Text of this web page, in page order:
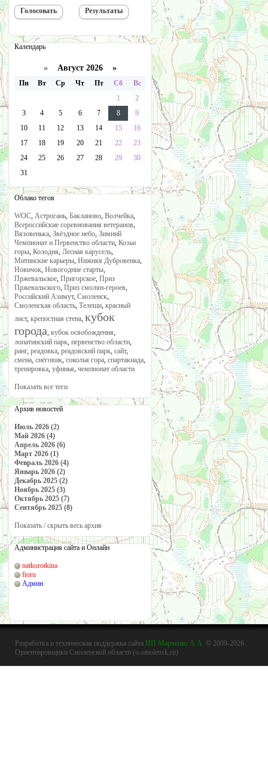
Календарь
« Август 2026 »
Пн Вт Ср Чт Пт Сб
Вс
1
2
3
4 5 6 7 8
9
10
11 12 13 14 15
16
17
18 19 20 21 22
23
24
25 26 27 28 29
30
31
Облако тегов
WOC, Астрогань, Бакланово, Волчейка,
Всероссийские соревнования ветеранов,
Вязовенька, Звёздное небо, Зимний
Чемпионат и Первенство области, Козьи
горы, Колодня, Лесная карусель,
Митинские карьеры, Нижняя Дубровенка,
Новичок, Новогодние старты,
Пржевальское, Пригорское, Приз
Пржевальского, Приз смолян-героев,
Российский Азимут, Смоленск,
Смоленская область, Телеши, красный
лист, крепостная стена, кубок
города, кубок освобождения,
лопатинский парк, первенство области,
ранг, реадовка, реадовский парк, сайт,
смена, снеговик, соколья гора, спартакиада,
тренировка, уфинья, чемпионат области
Показать все теги
Архив новостей
Июль 2026 (2)
Май 2026 (4)
Апрель 2026 (6)
Март 2026 (1)
Февраль 2026 (4)
Январь 2026 (2)
Декабрь 2025 (2)
Ноябрь 2025 (3)
Октябрь 2025 (7)
Сентябрь 2025 (8)
Показать / скрыть весь архив
Администрация сайта и Онлайн
natkorotkina
fioru
Админ
Разработка и техническая поддержка сайта ИП Марченко А.А. © 2009-2026
Ориентировщики Смоленской области (o-smolensk.ru)